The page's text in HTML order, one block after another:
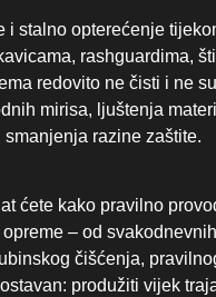
i stalno opterećenje
rashguardima,
redovito ne čisti i ne
mirisa, ljuštenja
razine zaštite.
ćete kako pravilno
– od
čišćenja,
produžiti vijek